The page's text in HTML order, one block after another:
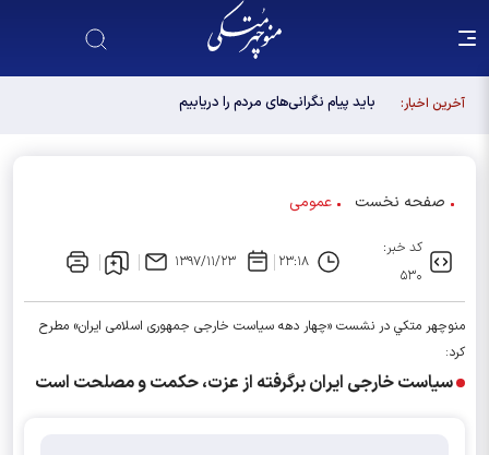
آخرین اخبار: باید پیام نگرانی‌های مردم را دریابیم
صفحه نخست عمومی
کد خبر:
۵۳۰
۲۳:۱۸ ۱۳۹۷/۱۱/۲۳
منوچهر متكي در نشست «چهار دهه سیاست خارجی جمهوری اسلامی ايران» مطرح
كرد:
سیاست خارجی ایران برگرفته از عزت، حکمت و مصلحت است